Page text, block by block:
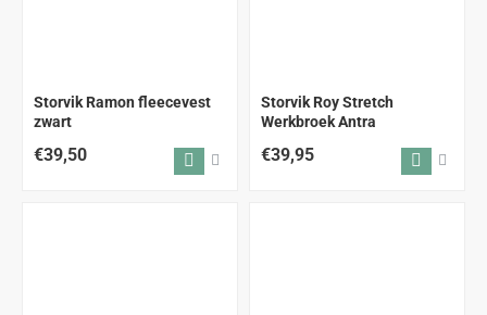
Storvik Ramon fleecevest
zwart
€39,50
Storvik Roy Stretch
Werkbroek Antra
€39,95